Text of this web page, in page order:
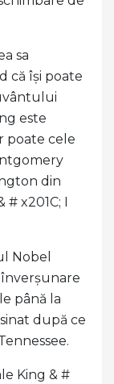
sa
că își poate
este
poate cele
din
x201C; I
Nobel
până la
după ce
King & #